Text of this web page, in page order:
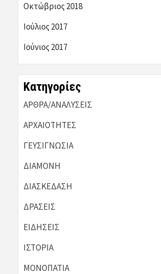
Οκτώβριος 2018
Ιούλιος 2017
Ιούνιος 2017
Kατηγορίες
ΑΡΘΡΑ/ΑΝΑΛΥΣΕΙΣ
ΑΡΧΑΙΟΤΗΤΕΣ
ΓΕΥΣΙΓΝΩΣΙΑ
ΔΙΑΜΟΝΗ
ΔΙΑΣΚΕΔΑΣΗ
ΔΡΑΣΕΙΣ
ΕΙΔΗΣΕΙΣ
ΙΣΤΟΡΙΑ
ΜΟΝΟΠΑΤΙΑ